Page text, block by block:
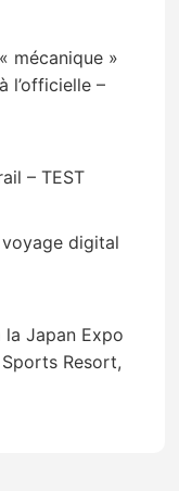
mécanique »
l’officielle –
– TEST
digital
Japan Expo
Resort,